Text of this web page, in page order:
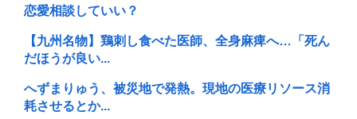
恋愛相談していい？
【九州名物】鶏刺し食べた医師、全身麻痺へ…「死ん
だほうが良い...
へずまりゅう、被災地で発熱。現地の医療リソース消
耗させるとか...